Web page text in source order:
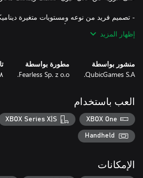
- وضع الهالوين، اصطد القرع لجمع أموال إضافية
إظهار المزيد
منشور بواسطة
QubicGames S.A.
مطورة بواسطة
Fearless Sp. z o.o. ٨‏/٥‏/٢٠٢٥
العب باستخدام
XBOX One
XBOX Series X|S
Handheld
الإمكانات